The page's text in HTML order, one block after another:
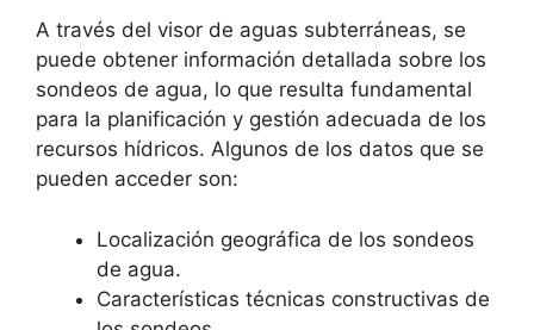
A través del visor de aguas subterráneas, se
puede obtener información detallada sobre los
sondeos de agua, lo que resulta fundamental
para la planificación y gestión adecuada de los
recursos hídricos. Algunos de los datos que se
pueden acceder son:
Localización geográfica de los sondeos
de agua.
Características técnicas constructivas de